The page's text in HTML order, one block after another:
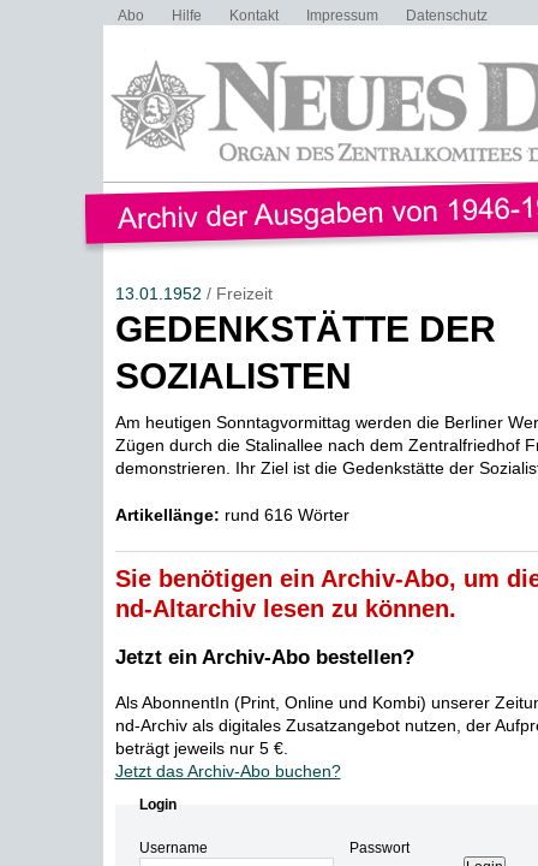
Abo Hilfe Kontakt Impressum Datenschutz
13.01.1952 / Freizeit
GEDENKSTÄTTE DER
SOZIALISTEN
Am heutigen Sonntagvormittag werden die Berliner
Zügen durch die Stalinallee nach dem Zentralfriedhof
demonstrieren. Ihr Ziel ist die Gedenkstätte der
Artikellänge: rund 616 Wörter
Sie benötigen ein Archiv-Abo, um
nd-Altarchiv lesen zu können.
Jetzt ein Archiv-Abo bestellen?
Als AbonnentIn (Print, Online und Kombi) unserer
nd-Archiv als digitales Zusatzangebot nutzen, der
beträgt jeweils nur 5 €.
Jetzt das Archiv-Abo buchen?
Login
Username Passwort